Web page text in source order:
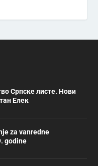
Српске листе. Нови
Елек
za vanredne
godine